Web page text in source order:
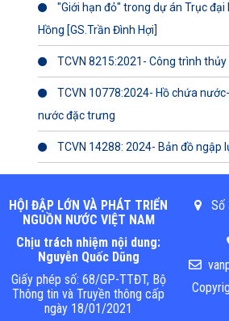
"Giới hạn đỏ" trong dự án Trục đại
Hồng [GS.Trần Đình Hợi]
TCVN 8215:2021- Công trình
TCVN 10778:2024- Hồ chứa
nước đặc trưng
TCVN 14288: 2024- Bản đồ ngập
HỘI ĐẬP LỚN VÀ PHÁT TRIỂN
NGUỒN NƯỚC VIỆT NAM
Chịu trách nhiệm nội dung:
Nguyễn Quốc Dũng
Giấy phép số: 68/GP-TTĐT, Bộ
Thông tin và Truyền thông cấp
ngày 18/01/2021
Số